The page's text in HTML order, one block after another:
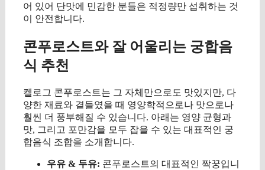
어 있어 단맛에 민감한 분들은 적정량만 섭취하는 것
이 안전합니다.
콘푸로스트와 잘 어울리는 궁합음
식 추천
켈로그 콘푸로스트는 그 자체만으로도 맛있지만, 다
양한 재료와 곁들였을 때 영양학적으로나 맛으로나
훨씬 더 풍부해질 수 있습니다. 아래는 영양 균형과
맛, 그리고 포만감을 모두 잡을 수 있는 대표적인 궁
합음식 조합을 소개합니다.
우유 & 두유: 콘푸로스트의 대표적인 짝꿍입니